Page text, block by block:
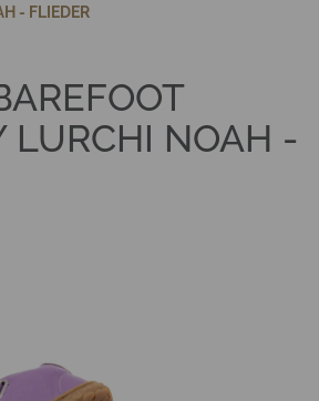
- FLIEDER
LURCHI NOAH -